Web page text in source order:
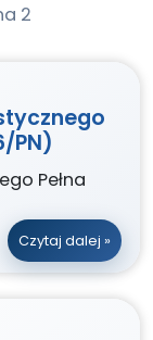
2
PN)
Pełna
Czytaj dalej »